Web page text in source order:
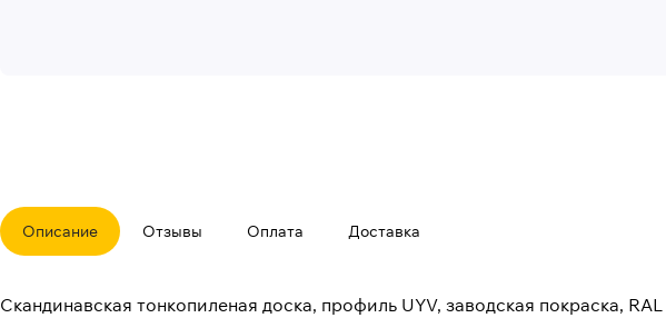
Описание Отзывы Оплата Доставка
Скандинавская тонкопиленая доска, профиль UYV, заводская покраска,